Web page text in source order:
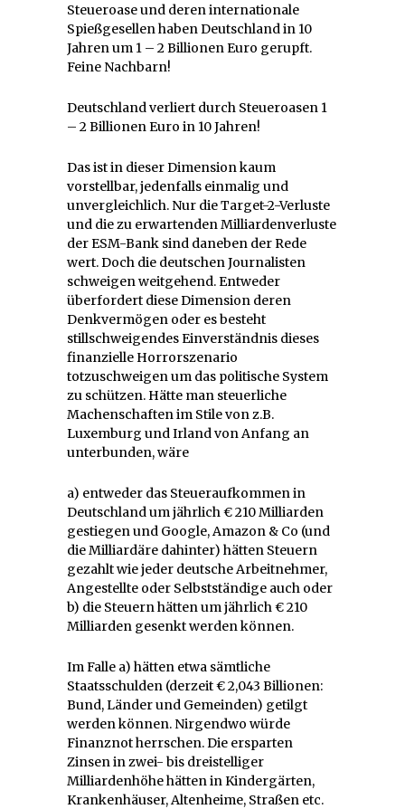
Steueroase und deren internationale
Spießgesellen haben Deutschland in 10
Jahren um 1 – 2 Billionen Euro gerupft.
Feine Nachbarn!
Deutschland verliert durch Steueroasen 1
– 2 Billionen Euro in 10 Jahren!
Das ist in dieser Dimension kaum
vorstellbar, jedenfalls einmalig und
unvergleichlich. Nur die Target-2-Verluste
und die zu erwartenden Milliardenverluste
der ESM-Bank sind daneben der Rede
wert. Doch die deutschen Journalisten
schweigen weitgehend. Entweder
überfordert diese Dimension deren
Denkvermögen oder es besteht
stillschweigendes Einverständnis dieses
finanzielle Horrorszenario
totzuschweigen um das politische System
zu schützen. Hätte man steuerliche
Machenschaften im Stile von z.B.
Luxemburg und Irland von Anfang an
unterbunden, wäre
a) entweder das Steueraufkommen in
Deutschland um jährlich € 210 Milliarden
gestiegen und Google, Amazon & Co (und
die Milliardäre dahinter) hätten Steuern
gezahlt wie jeder deutsche Arbeitnehmer,
Angestellte oder Selbstständige auch oder
b) die Steuern hätten um jährlich € 210
Milliarden gesenkt werden können.
Im Falle a) hätten etwa sämtliche
Staatsschulden (derzeit € 2,043 Billionen:
Bund, Länder und Gemeinden) getilgt
werden können. Nirgendwo würde
Finanznot herrschen. Die ersparten
Zinsen in zwei- bis dreistelliger
Milliardenhöhe hätten in Kindergärten,
Krankenhäuser, Altenheime, Straßen etc.